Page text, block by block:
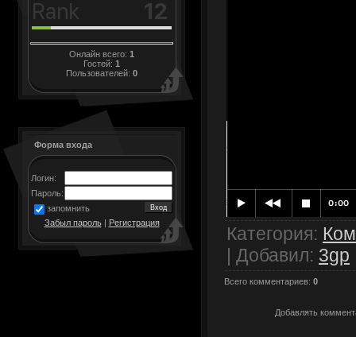
Онлайн всего: 1
Гостей: 1
Пользователей: 0
Форма входа
Логин:
Пароль:
запомнить
Забыл пароль| Регистрация
Категория:
| Добавил: 3gp
Всего комментариев: 0
Добавлять